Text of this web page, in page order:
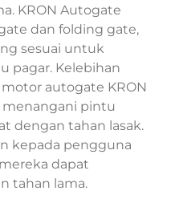
KRON Autogate
dan folding gate,
sesuai untuk
pagar. Kelebihan
autogate KRON
menangani pintu
dengan tahan lasak.
kepada pengguna
dapat
tahan lama.